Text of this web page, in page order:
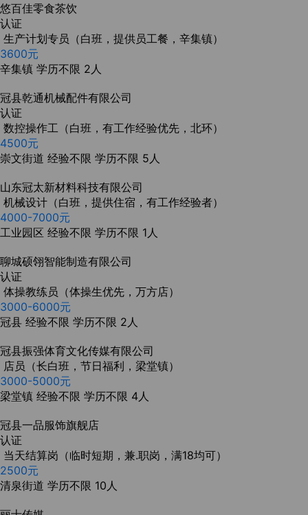
悠百佳零食茶饮
认证
生产计划专员（白班，提供员工餐，辛集镇）
3600元
辛集镇 学历不限 2人
冠县乾通机械配件有限公司
认证
数控操作工（白班，有工作经验优先，北环）
4500元
崇文街道 经验不限 学历不限 5人
山东冠太新材料科技有限公司
机械设计（白班，提供住宿，有工作经验者）
4000-7000元
工业园区 经验不限 学历不限 1人
聊城硕翎智能制造有限公司
认证
体操教练员（体操生优先，万方店）
3000-6000元
冠县 经验不限 学历不限 2人
冠县振强体育文化传媒有限公司
店员（长白班，节日福利，梁堂镇）
3000-5000元
梁堂镇 经验不限 学历不限 4人
冠县一品服饰旗舰店
认证
当天结算岗（临时短期，兼.职岗，满18均可）
2500元
清泉街道 学历不限 10人